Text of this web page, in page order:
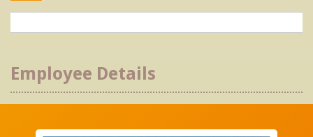
Employee Details